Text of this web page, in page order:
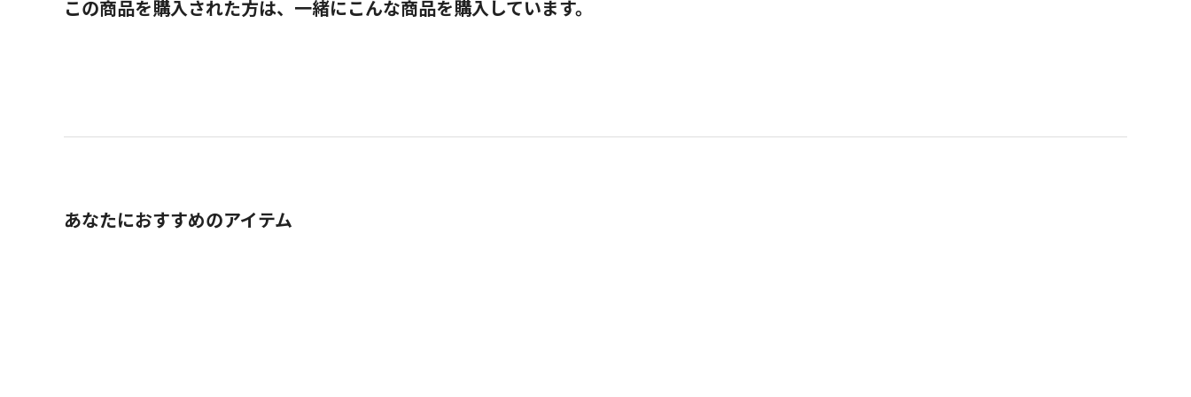
この商品を購入された方は、一緒にこんな商品を購入しています。
あなたにおすすめのアイテム